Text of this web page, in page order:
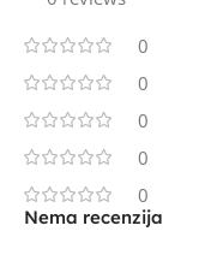
0
0
0
0
0
Nema recenzija